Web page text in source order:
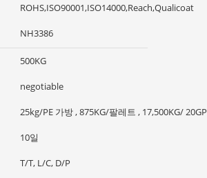
ROHS,ISO90001,ISO14000,Reach,Qualicoat
NH3386
500KG
negotiable
25kg/PE 가방 , 875KG/팔레트 , 17,500KG/ 20GP
10일
T/T, L/C, D/P